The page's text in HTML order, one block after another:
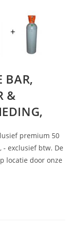
BAR,
&
premium 50
- exclusief btw. De
locatie door onze